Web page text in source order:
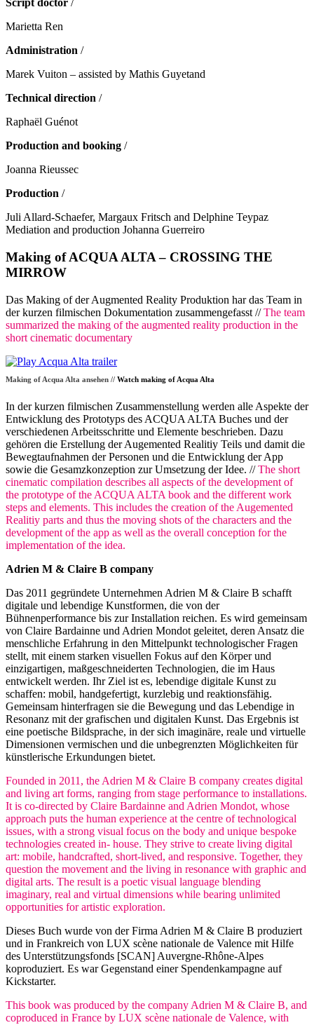
Script doctor /
Marietta Ren
Administration /
Marek Vuiton – assisted by Mathis Guyetand
Technical direction /
Raphaël Guénot
Production and booking /
Joanna Rieussec
Production /
Juli Allard-Schaefer, Margaux Fritsch and Delphine Teypaz
Mediation and production Johanna Guerreiro
Making of ACQUA ALTA – CROSSING THE
MIRROW
Das Making of der Augmented Reality Produktion har das Team in
der kurzen filmischen Dokumentation zusammengefasst //The team
summarized the making of the augmented reality production in the
short cinematic documentary
Making of Acqua Alta ansehen // Watch making of Acqua Alta
In der kurzen filmischen Zusammenstellung werden alle Aspekte der
Entwicklung des Prototyps des ACQUA ALTA Buches und der
verschiedenen Arbeitsschritte und Elemente beschrieben. Dazu
gehören die Erstellung der Augemented Realitiy Teils und damit die
Bewegtaufnahmen der Personen und die Entwicklung der App
sowie die Gesamzkonzeption zur Umsetzung der Idee. //The short
cinematic compilation describes all aspects of the development of
the prototype of the ACQUA ALTA book and the different work
steps and elements. This includes the creation of the Augemented
Realitiy parts and thus the moving shots of the characters and the
development of the app as well as the overall conception for the
implementation of the idea.
Adrien M & Claire B company
Das 2011 gegründete Unternehmen Adrien M & Claire B schafft
digitale und lebendige Kunstformen, die von der
Bühnenperformance bis zur Installation reichen. Es wird gemeinsam
von Claire Bardainne und Adrien Mondot geleitet, deren Ansatz die
menschliche Erfahrung in den Mittelpunkt technologischer Fragen
stellt, mit einem starken visuellen Fokus auf den Körper und
einzigartigen, maßgeschneiderten Technologien, die im Haus
entwickelt werden. Ihr Ziel ist es, lebendige digitale Kunst zu
schaffen: mobil, handgefertigt, kurzlebig und reaktionsfähig.
Gemeinsam hinterfragen sie die Bewegung und das Lebendige in
Resonanz mit der grafischen und digitalen Kunst. Das Ergebnis ist
eine poetische Bildsprache, in der sich imaginäre, reale und virtuelle
Dimensionen vermischen und die unbegrenzten Möglichkeiten für
künstlerische Erkundungen bietet.
Founded in 2011, the Adrien M & Claire B company creates digital
and living art forms, ranging from stage performance to installations.
It is co-directed by Claire Bardainne and Adrien Mondot, whose
approach puts the human experience at the centre of technological
issues, with a strong visual focus on the body and unique bespoke
technologies created in- house. They strive to create living digital
art: mobile, handcrafted, short-lived, and responsive. Together, they
question the movement and the living in resonance with graphic and
digital arts. The result is a poetic visual language blending
imaginary, real and virtual dimensions while bearing unlimited
opportunities for artistic exploration.
Dieses Buch wurde von der Firma Adrien M & Claire B produziert
und in Frankreich von LUX scène nationale de Valence mit Hilfe
des Unterstützungsfonds [SCAN] Auvergne-Rhône-Alpes
koproduziert. Es war Gegenstand einer Spendenkampagne auf
Kickstarter.
This book was produced by the company Adrien M & Claire B, and
coproduced in France by LUX scène nationale de Valence, with